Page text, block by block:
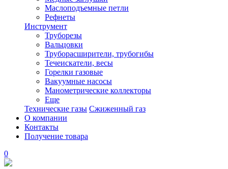
Маслоподъемные петли
Рефнеты
Инструмент
Труборезы
Вальцовки
Труборасширители, трубогибы
Течеискатели, весы
Горелки газовые
Вакуумные насосы
Манометрические коллекторы
Еще
Технические газы Сжиженный газ
О компании
Контакты
Получение товара
0